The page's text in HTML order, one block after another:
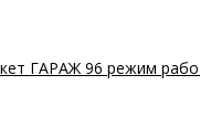
ГАРАЖ 96 режим